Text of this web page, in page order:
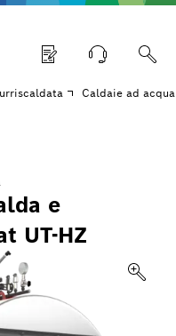
Caldaie ad
e
UT-HZ